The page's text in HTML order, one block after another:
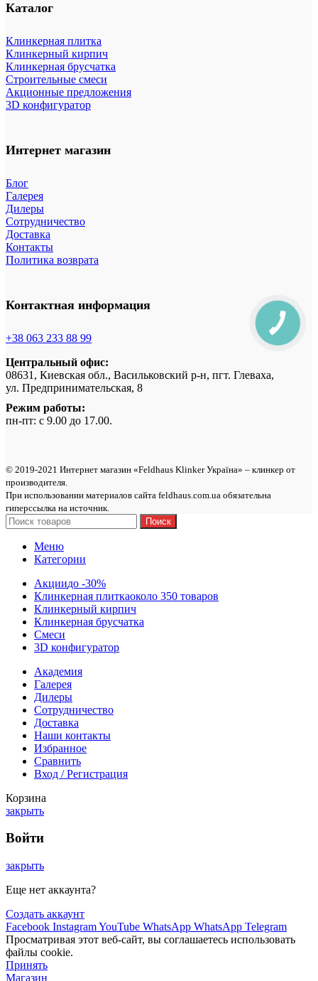
Каталог
Клинкерная плитка
Клинкерный кирпич
Клинкерная брусчатка
Строительные смеси
Акционные предложения
3D конфигуратор
Интернет магазин
Блог
Галерея
Дилеры
Сотрудничество
Доставка
Контакты
Политика возврата
Контактная информация
+38 063 233 88 99
Центральный офис:
08631, Киевская обл., Васильковский р-н, пгт. Глеваха,
ул. Предпринимательская, 8
Режим работы:
пн-пт: с 9.00 до 17.00.
© 2019-2021 Интернет магазин «Feldhaus Klinker Україна» – клинкер от
производителя.
При использовании материалов сайта feldhaus.com.ua обязательна
гиперссылка на источник.
Поиск
Меню
Категории
Акциидо -30%
Клинкерная плиткаоколо 350 товаров
Клинкерный кирпич
Клинкерная брусчатка
Смеси
3D конфигуратор
Академия
Галерея
Дилеры
Сотрудничество
Доставка
Наши контакты
Избранное
Сравнить
Вход / Регистрация
Корзина
закрыть
Войти
закрыть
Еще нет аккаунта?
Создать аккаунт
Facebook InstagramYouTube WhatsApp WhatsApp Telegram
Просматривая этот веб-сайт, вы соглашаетесь использовать
файлы cookie.
Принять
Магазин